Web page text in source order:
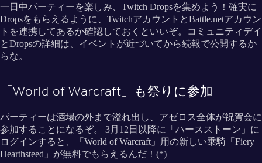
一日中パーティーを楽しみ、Twitch Dropsを集めよう！確実に
Dropsをもらえるように、TwitchアカウントとBattle.netアカウン
トを連携してあるか確認しておくといいぞ。コミュニティデイ
とDropsの詳細は、イベントが近づいてから続報で公開するか
らな。
「World of Warcraft」も祭りに参加
パーティーは酒場の外まで溢れ出し、アゼロス全体が祝賀会に
参加することになるぞ。 3月12日以降に「ハースストーン」に
ログインすると、「World of Warcraft」用の新しい乗騎「Fiery
Hearthsteed」が無料でもらえるんだ！(*)